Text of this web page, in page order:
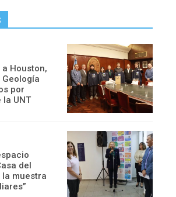
Houston,
por
la UNT
del
la muestra